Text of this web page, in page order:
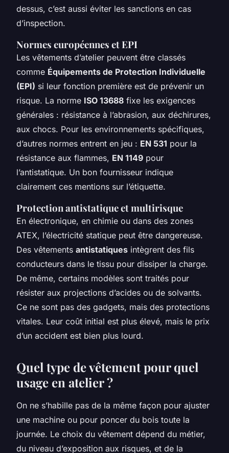
dessus, c’est aussi éviter les sanctions en cas
d’inspection.
Normes européennes et EPI
Les vêtements d’atelier peuvent être classés
comme Équipements de Protection Individuelle
(EPI) si leur fonction première est de prévenir un
risque. La norme ISO 13688 fixe les exigences
générales : résistance à l’abrasion, aux déchirures,
aux chocs. Pour les environnements spécifiques,
d’autres normes entrent en jeu : EN 531 pour la
résistance aux flammes, EN 1149 pour
l’antistatique. Un bon fournisseur indique
clairement ces mentions sur l’étiquette.
Protection antistatique et multirisque
En électronique, en chimie ou dans des zones
ATEX, l’électricité statique peut être dangereuse.
Des vêtements antistatiques intègrent des fils
conducteurs dans le tissu pour dissiper la charge.
De même, certains modèles sont traités pour
résister aux projections d’acides ou de solvants.
Ce ne sont pas des gadgets, mais des protections
vitales. Leur coût initial est plus élevé, mais le prix
d’un accident est bien plus lourd.
Quel type de vêtement pour quel
usage en atelier ?
On ne s’habille pas de la même façon pour ajuster
une machine ou pour poncer du bois toute la
journée. Le choix du vêtement dépend du métier,
du niveau d’exposition aux risques, et de la